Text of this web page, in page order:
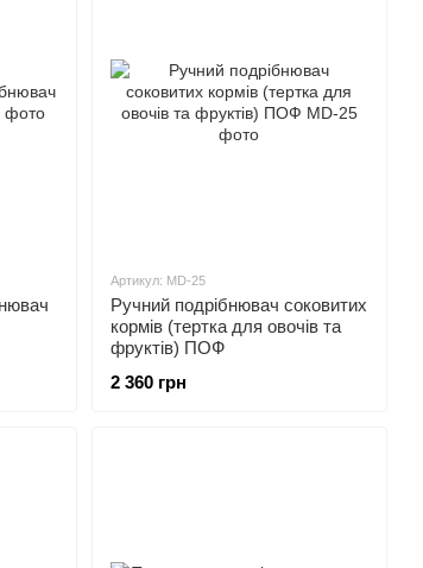
Артикул: MD-25
Ручний подрібнювач соковитих
кормів (тертка для овочів та
фруктів) ПОФ
2 360 грн